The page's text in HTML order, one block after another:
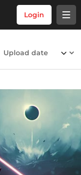
Login